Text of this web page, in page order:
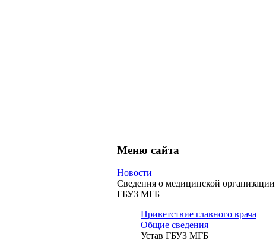
Меню сайта
Новости
Сведения о медицинской организации
ГБУЗ МГБ
Приветствие главного врача
Общие сведения
Устав ГБУЗ МГБ